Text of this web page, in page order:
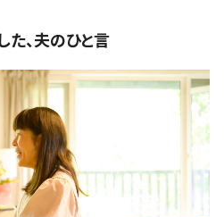
、夫のひと言